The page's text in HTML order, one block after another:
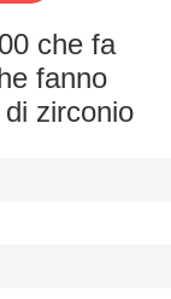
che fa
fanno
zirconio